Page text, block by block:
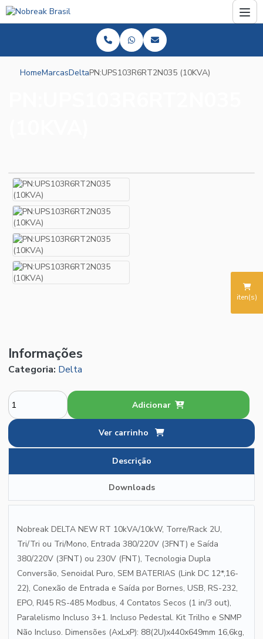
iten(s)
HomeMarcasDeltaPN:UPS103R6RT2N035 (10KVA)
Informações
Categoria: Delta
Adicionar
Ver carrinho
Descrição
Downloads
Nobreak DELTA NEW RT 10kVA/10kW, Torre/Rack 2U,
Tri/Tri ou Tri/Mono, Entrada 380/220V (3FNT) e Saída
380/220V (3FNT) ou 230V (FNT), Tecnologia Dupla
Conversão, Senoidal Puro, SEM BATERIAS (Link DC 12*,16-
22), Conexão de Entrada e Saída por Bornes, USB, RS-232,
EPO, RJ45 RS-485 Modbus, 4 Contatos Secos (1 in/3 out),
Paralelismo Incluso 3+1. Incluso Pedestal. Kit Trilho e SNMP
Não Incluso. Dimensões (AxLxP): 88(2U)x440x649mm 16,6kg,